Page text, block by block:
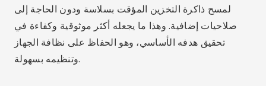
لمسح ذاكرة التخزين المؤقت بسلاسة ودون الحاجة إلى
صلاحيات إضافية. وهذا ما يجعله أكثر موثوقية وكفاءة في
تحقيق هدفه الأساسي، وهو الحفاظ على نظافة الجهاز
وتنظيمه بسهولة.